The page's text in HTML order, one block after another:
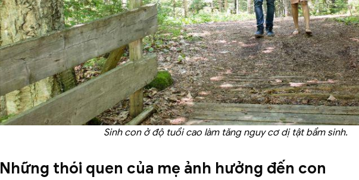
Sinh con ở độ tuổi cao làm tăng nguy cơ dị tật bẩm sinh.
Những thói quen của mẹ ảnh hưởng đến con